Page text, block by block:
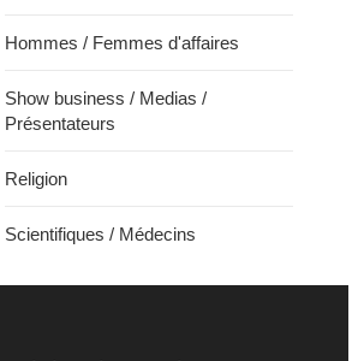
Hommes / Femmes d'affaires
Show business / Medias /
Présentateurs
Religion
Scientifiques / Médecins